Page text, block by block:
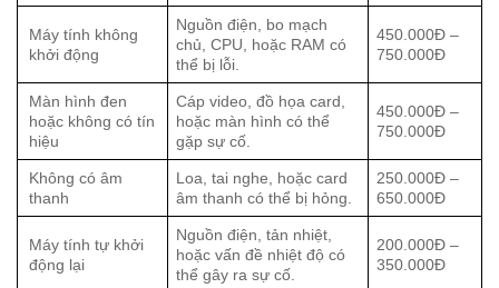
Máy tính không
khởi động
Nguồn điện, bo mạch
chủ, CPU, hoặc RAM có
thể bị lỗi.
450.000Đ –
750.000Đ
Màn hình đen
hoặc không có tín
hiệu
Cáp video, đồ họa card,
hoặc màn hình có thể
gặp sự cố.
450.000Đ –
750.000Đ
Không có âm
thanh
Loa, tai nghe, hoặc card
âm thanh có thể bị hỏng.
250.000Đ –
650.000Đ
Máy tính tự khởi
động lại
Nguồn điện, tản nhiệt,
hoặc vấn đề nhiệt độ có
thể gây ra sự cố.
200.000Đ –
350.000Đ